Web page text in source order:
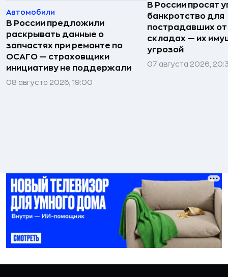
Автомобили
В России предложили
раскрывать данные о
запчастях при ремонте по
ОСАГО — страховщики
инициативу не поддержали
08 августа 2026, 19:00
В России просят
банкротство для
пострадавших
складах — их
угрозой
07 августа 2026,